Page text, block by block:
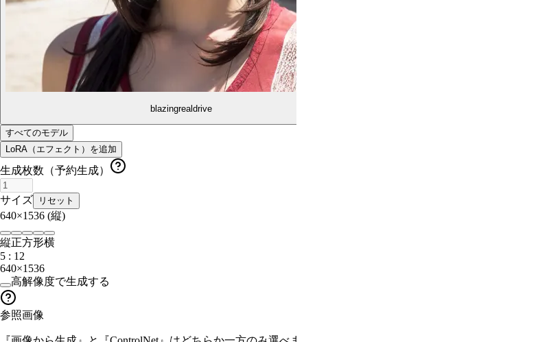
blazingrealdrive
すべてのモデル
LoRA（エフェクト）を追加
生成枚数（予約生成）
サイズ リセット
640×1536 (縦)
縦正方形横
5 : 12
640×1536
高解像度で生成する
参照画像